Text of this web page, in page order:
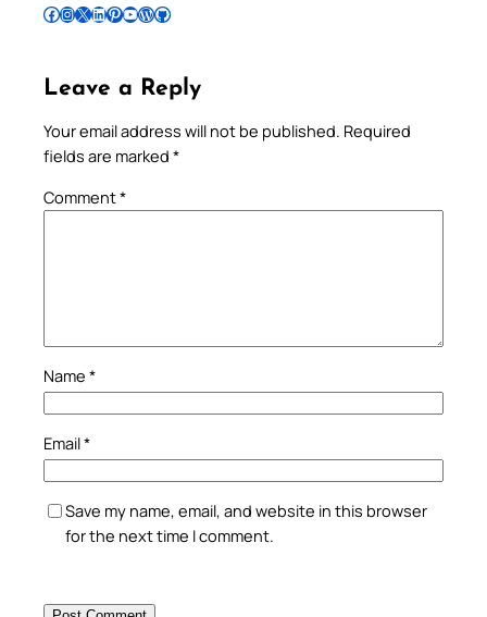
Follow Pradeep on Facebook Follow Pradeep on InstagramFollow Pradeep on X Follow Pradeep on LinkedIn Follow Pradeep on Pinterest Subscribe to Pradeep’s Youtube Channel Follow Pradeep on WordPress Follow Pradeep on GitHub
Leave a Reply
Your email address will not be published. Required
fields are marked *
Comment*
Name *
Email*
Save my name, email, and website in this browser
for the next time I comment.